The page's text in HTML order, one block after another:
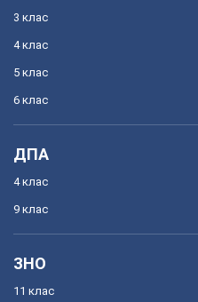
3 клас
4 клас
5 клас
6 клас
ДПА
4 клас
9 клас
ЗНО
11 клас